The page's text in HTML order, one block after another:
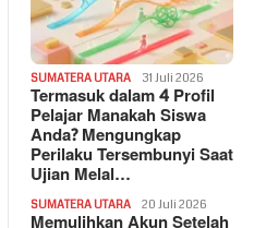
SUMATERA UTARA 31 Juli 2026
Termasuk dalam 4 Profil
Pelajar Manakah Siswa
Anda? Mengungkap
Perilaku Tersembunyi Saat
Ujian Melal…
SUMATERA UTARA 20 Juli 2026